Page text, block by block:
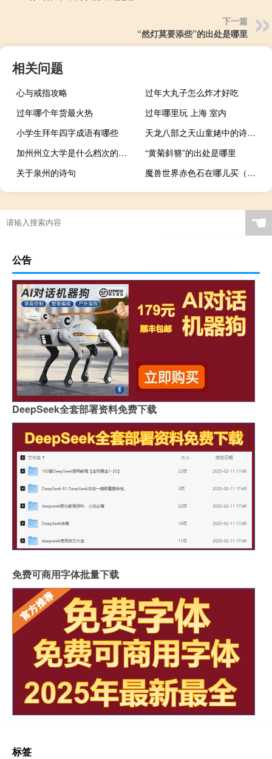
下一篇
“然灯莫要添些”的出处是哪里
相关问题
心与戒指攻略
过年大丸子怎么炸才好吃
过年哪个年货最火热
过年哪里玩 上海 室内
小学生拜年四字成语有哪些
天龙八部之天山童姥中的诗句是什么_人生如梦……后面的是什么
加州州立大学是什么档次的大学
“黄菊斜簪”的出处是哪里
关于泉州的诗句
魔兽世界赤色石在哪儿买（魔兽世界赤色石在哪儿）
☚
公告
DeepSeek全套部署资料免费下载
免费可商用字体批量下载
标签